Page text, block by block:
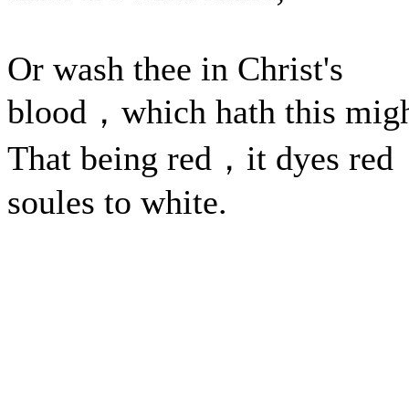
Or wash thee in Christ's
blood，which hath this
That being red，it dyes red
soules to white.